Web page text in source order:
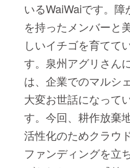
いるWaiWaiです。障
を持ったメンバーと
しいイチゴを育てて
す。泉州アグリさん
は、企業でのマルシ
大変お世話になって
す。今回、耕作放棄
活性化のためクラウ
ファンディングを立